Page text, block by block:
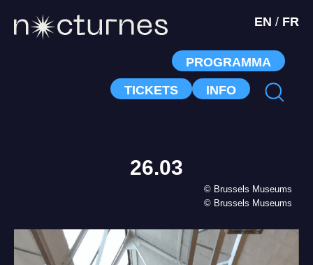
PROGRAMMA
TICKETS
INFO
EN / FR
26.03
© Brussels Museums
© Brussels Museums